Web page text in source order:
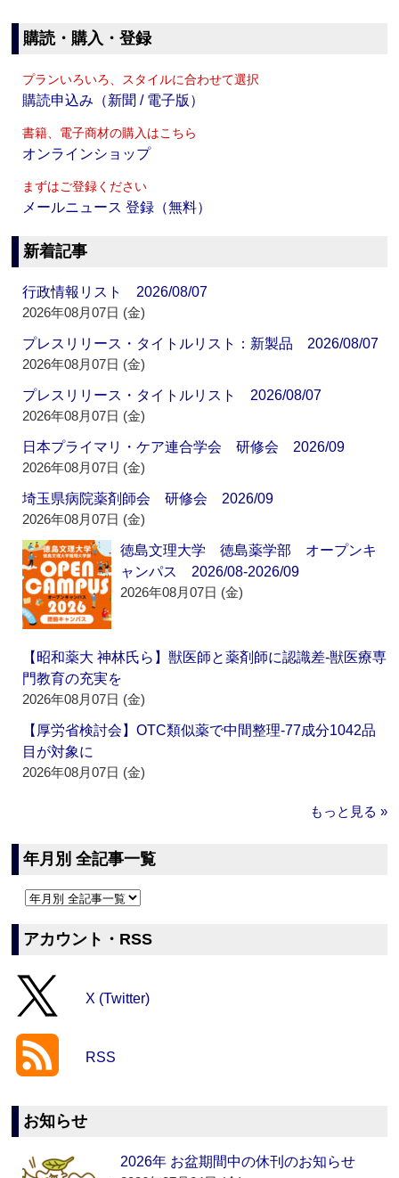
購読・購入・登録
プランいろいろ、スタイルに合わせて選択
購読申込み（新聞 / 電子版）
書籍、電子商材の購入はこちら
オンラインショップ
まずはご登録ください
メールニュース 登録（無料）
新着記事
行政情報リスト 2026/08/07
2026年08月07日 (金)
プレスリリース・タイトルリスト：新製品 2026/08/07
2026年08月07日 (金)
プレスリリース・タイトルリスト 2026/08/07
2026年08月07日 (金)
日本プライマリ・ケア連合学会 研修会 2026/09
2026年08月07日 (金)
埼玉県病院薬剤師会 研修会 2026/09
2026年08月07日 (金)
徳島文理大学 徳島薬学部 オープンキ
ャンパス 2026/08-2026/09
2026年08月07日 (金)
【昭和薬大 神林氏ら】獣医師と薬剤師に認識差‐獣医療専
門教育の充実を
2026年08月07日 (金)
【厚労省検討会】OTC類似薬で中間整理‐77成分1042品
目が対象に
2026年08月07日 (金)
もっと見る »
年月別 全記事一覧
アカウント・RSS
X (Twitter)
RSS
お知らせ
2026年 お盆期間中の休刊のお知らせ